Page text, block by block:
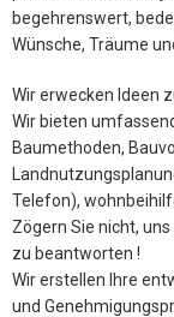
begehrenswert,
Wünsche, Träume
Wir erwecken Ideen
Wir bieten
Baumethoden,
Telefon),
Zögern Sie nicht,
zu beantworten !
Wir erstellen Ihre
und